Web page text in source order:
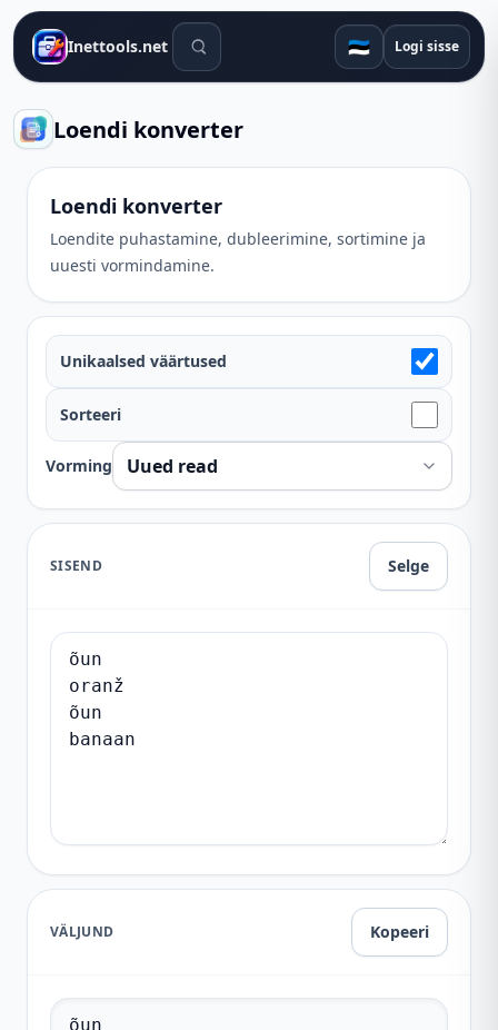
Inettools.net Otsingutööriistad 🇪🇪 Logi sisse
Loendi konverter
Loendi konverter
Loendite puhastamine, dubleerimine, sortimine ja
uuesti vormindamine.
Unikaalsed väärtused
Sorteeri
Vorming
SISEND Selge
VÄLJUND Kopeeri